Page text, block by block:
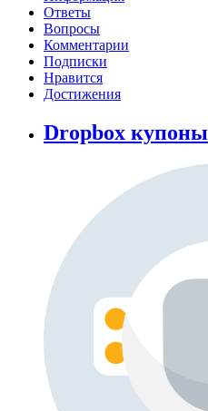
Ответы
Вопросы
Комментарии
Подписки
Нравится
Достижения
Dropbox купоны